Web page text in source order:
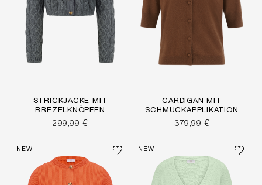
STRICKJACKE MIT
BREZELKNÖPFEN
299,99 €
CARDIGAN MIT
SCHMUCKAPPLIKATION
379,99 €
NEW NEW